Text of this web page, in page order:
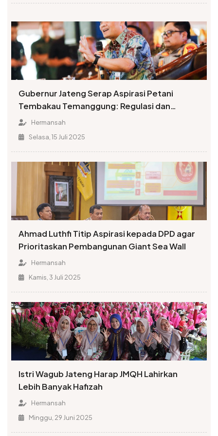
Gubernur Jateng Serap Aspirasi Petani
Tembakau Temanggung: Regulasi dan
Serapan Industri Jadi Sorotan
Hermansah
Selasa, 15 Juli 2025
Ahmad Luthfi Titip Aspirasi kepada DPD agar
Prioritaskan Pembangunan Giant Sea Wall
Hermansah
Kamis, 3 Juli 2025
Istri Wagub Jateng Harap JMQH Lahirkan
Lebih Banyak Hafizah
Hermansah
Minggu, 29 Juni 2025